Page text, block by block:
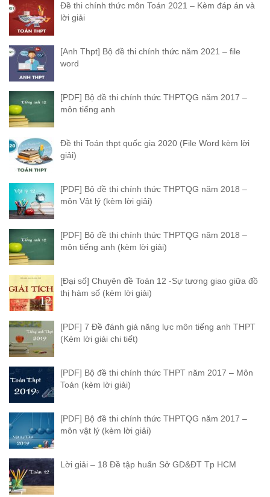
Đề thi chính thức môn Toán 2021 – Kèm đáp án và
lời giải
[Anh Thpt] Bộ đề thi chính thức năm 2021 – file
word
[PDF] Bộ đề thi chính thức THPTQG năm 2017 –
môn tiếng anh
Đề thi Toán thpt quốc gia 2020 (File Word kèm lời
giải)
[PDF] Bộ đề thi chính thức THPTQG năm 2018 –
môn Vật lý (kèm lời giải)
[PDF] Bộ đề thi chính thức THPTQG năm 2018 –
môn tiếng anh (kèm lời giải)
[Đại số] Chuyên đề Toán 12 -Sự tương giao giữa đồ
thị hàm số (kèm lời giải)
[PDF] 7 Đề đánh giá năng lực môn tiếng anh THPT
(Kèm lời giải chi tiết)
[PDF] Bộ đề thi chính thức THPT năm 2017 – Môn
Toán (kèm lời giải)
[PDF] Bộ đề thi chính thức THPTQG năm 2017 –
môn vật lý (kèm lời giải)
Lời giải – 18 Đề tập huấn Sở GD&ĐT Tp HCM